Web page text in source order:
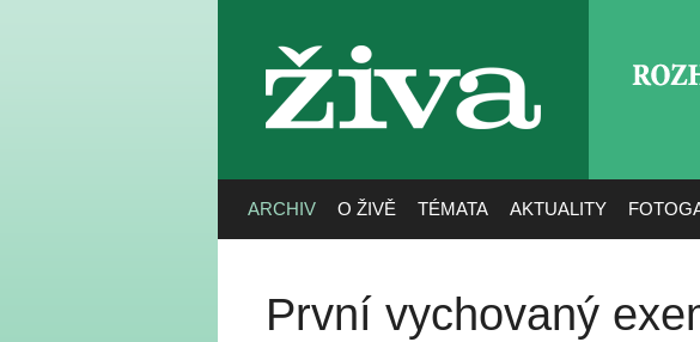
živa
ARCHIV O ŽIVĚ TÉMATA AKTUALITY
První vychovaný